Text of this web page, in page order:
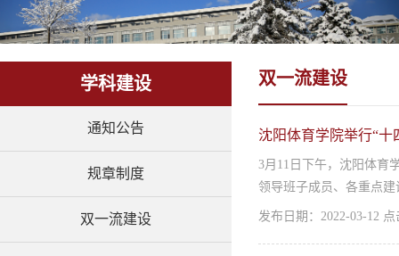
学科建设
通知公告
规章制度
双一流建设
双一流建设
沈阳体育学院举行“
3月11日下午，沈阳体育
领导班子成员、各重点
发布日期：2022-03-12